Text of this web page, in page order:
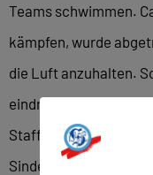
Teams schwimmen.
kämpfen, wurde
die Luft anzuhalten.
eindrucksvolle 1,25
Staffel zurück ins
Sindelfingern einen